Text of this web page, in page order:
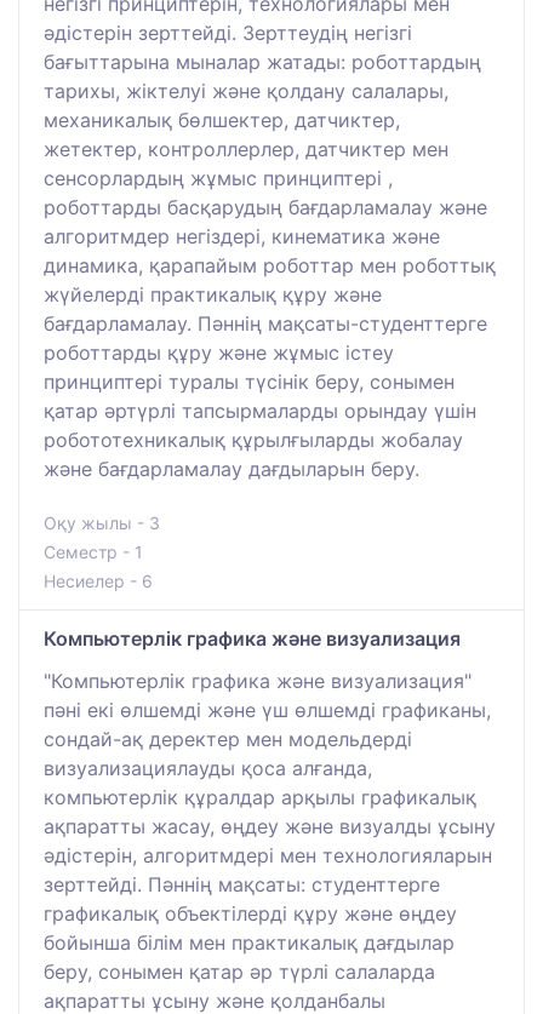
әдістерін зерттейді. Зерттеудің негізгі
бағыттарына мыналар жатады: роботтардың
тарихы, жіктелуі және қолдану салалары,
механикалық бөлшектер, датчиктер,
жетектер, контроллерлер, датчиктер мен
сенсорлардың жұмыс принциптері ,
роботтарды басқарудың бағдарламалау және
алгоритмдер негіздері, кинематика және
динамика, қарапайым роботтар мен роботтық
жүйелерді практикалық құру және
бағдарламалау. Пәннің мақсаты-студенттерге
роботтарды құру және жұмыс істеу
принциптері туралы түсінік беру, сонымен
қатар әртүрлі тапсырмаларды орындау үшін
робототехникалық құрылғыларды жобалау
және бағдарламалау дағдыларын беру.
Оқу жылы - 3
Семестр - 1
Несиелер - 6
Компьютерлік графика және визуализация
"Компьютерлік графика және визуализация"
пәні екі өлшемді және үш өлшемді графиканы,
сондай-ақ деректер мен модельдерді
визуализациялауды қоса алғанда,
компьютерлік құралдар арқылы графикалық
ақпаратты жасау, өңдеу және визуалды ұсыну
әдістерін, алгоритмдері мен технологияларын
зерттейді. Пәннің мақсаты: студенттерге
графикалық объектілерді құру және өңдеу
бойынша білім мен практикалық дағдылар
беру, сонымен қатар әр түрлі салаларда
ақпаратты ұсыну және қолданбалы